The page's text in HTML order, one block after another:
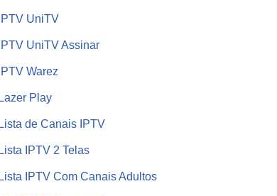
IPTV UniTV
IPTV UniTV Assinar
IPTV Warez
Lazer Play
Lista de Canais IPTV
Lista IPTV 2 Telas
Lista IPTV Com Canais Adultos